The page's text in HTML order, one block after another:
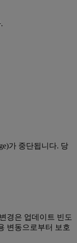
가 중단됩니다. 당
경은 업데이트 빈도
변동으로부터 보호